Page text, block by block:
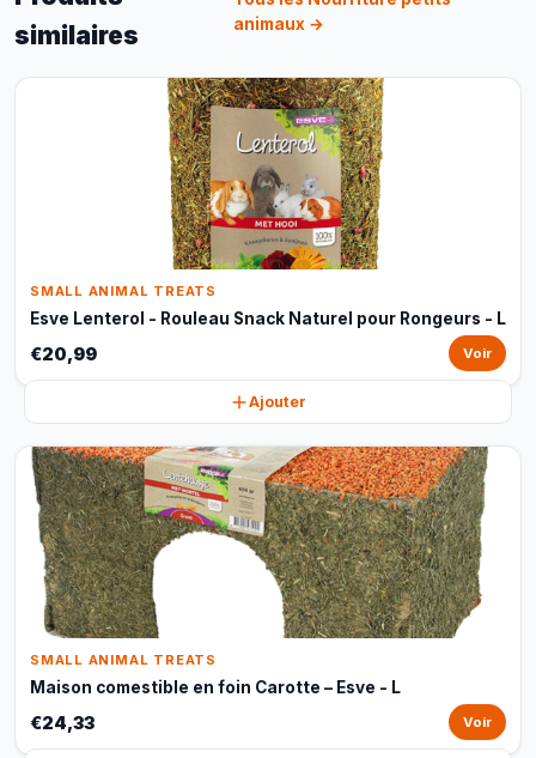
similaires
animaux →
SMALL ANIMAL TREATS
Esve Lenterol - Rouleau Snack Naturel pour Rongeurs - L
€20,99 Voir
Ajouter
SMALL ANIMAL TREATS
Maison comestible en foin Carotte – Esve - L
€24,33 Voir